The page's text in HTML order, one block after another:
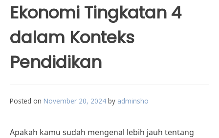
Ekonomi Tingkatan 4
dalam Konteks
Pendidikan
Posted on November 20, 2024 by adminsho
Apakah kamu sudah mengenal lebih jauh tentang